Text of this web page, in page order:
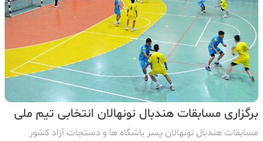
برگزاری مسابقات هندبال نونهالان انتخابی تیم ملی
مسابقات هندبال نونهالان پسر باشگاه ها و دستجات آزاد كشور